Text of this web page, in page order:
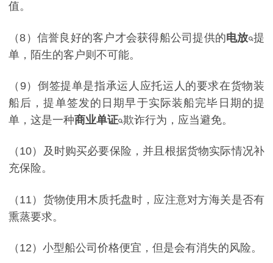
值。
（8）信誉良好的客户才会获得船公司提供的电放 提
单，陌生的客户则不可能。
（9）倒签提单是指承运人应托运人的要求在货物装
船后，提单签发的日期早于实际装船完毕日期的提
单，这是一种商业单证 欺诈行为，应当避免。
（10）及时购买必要保险，并且根据货物实际情况补
充保险。
（11）货物使用木质托盘时，应注意对方海关是否有
熏蒸要求。
（12）小型船公司价格便宜，但是会有消失的风险。